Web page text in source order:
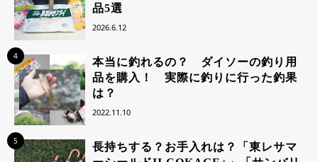
品5選
2026.6.12
4
本当に釣れるの？ ダイソーの釣り用
品を購入！ 実際に釣りに行った釣果
は？
2022.11.10
5
長持ちする？お手入れは？「東レサマ